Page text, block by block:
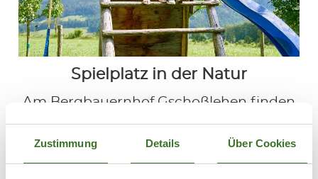
Zustimmung Details Über Cookies
Spielplatz in der Natur
Am Bergbauernhof Gschoßlehen finden
Kinder unter Beaufsichtung der Eltern
oder der Erzeihungsberechtigen am
SpielplatzmitSchaukelundRutscheviel